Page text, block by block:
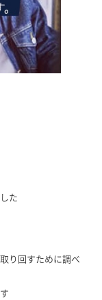
た
り回すために調べ